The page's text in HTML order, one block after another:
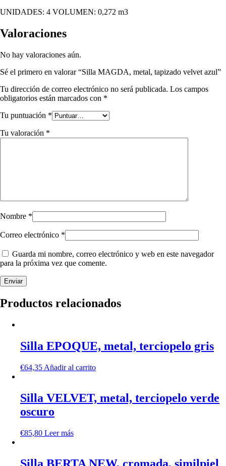
UNIDADES: 4 VOLUMEN: 0,272 m3
Valoraciones
No hay valoraciones aún.
Sé el primero en valorar “Silla MAGDA, metal, tapizado velvet azul”
Tu dirección de correo electrónico no será publicada. Los campos
obligatorios están marcados con *
Tu puntuación *
Tu valoración *
Nombre *
Correo electrónico *
Guarda mi nombre, correo electrónico y web en este navegador
para la próxima vez que comente.
Productos relacionados
Silla EPOQUE, metal, terciopelo gris
€64,35 Añadir al carrito
Silla VELVET, metal, terciopelo verde
oscuro
€85,80 Leer más
Silla BERTA NEW, cromada, similpiel